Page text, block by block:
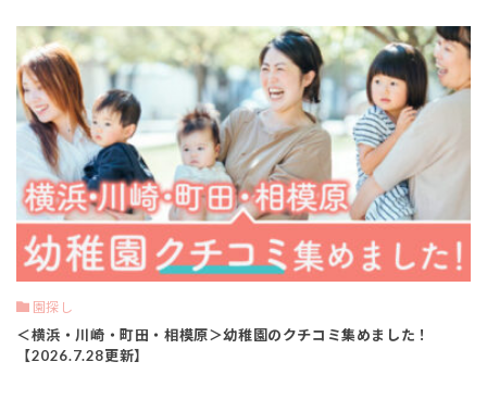
園探し
＜横浜・川崎・町田・相模原＞幼稚園のクチコミ集めました！
【2026.7.28更新】